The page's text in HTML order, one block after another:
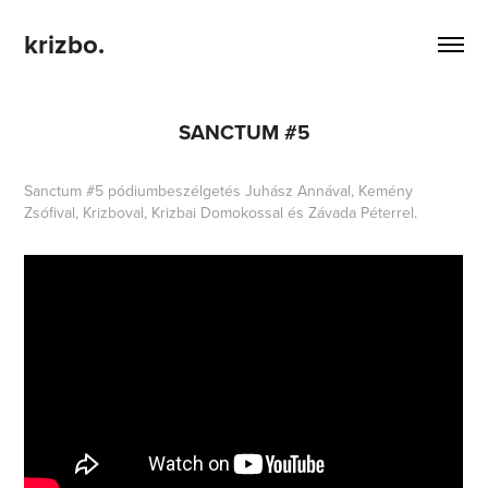
krizbo.
SANCTUM #5
Sanctum #5 pódiumbeszélgetés Juhász Annával, Kemény
Zsófival, Krizboval, Krizbai Domokossal és Závada Péterrel.